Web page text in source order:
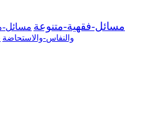
مسائل-فقهية-متنوعة مسائل-
والنفاس-والاستحاضة